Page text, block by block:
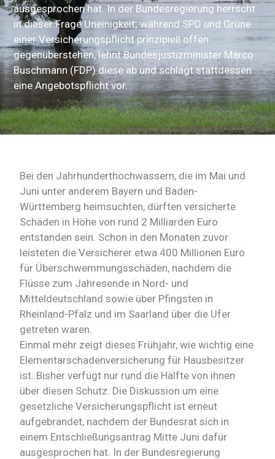
ausgesprochen hat. In der Bundesregierung herrscht
in dieser Frage Uneinigkeit; während SPD und Grüne
einer Versicherungspflicht prinzipiell offen
gegenüberstehen, lehnt Bundesjustizminister Marco
Buschmann (FDP) diese ab und schlägt stattdessen
eine Angebotspflicht vor.
Bei den Jahrhunderthochwassern, die im Mai und
Juni unter anderem Bayern und Baden-
Württemberg heimsuchten, dürften versicherte
Schäden in Höhe von rund 2 Milliarden Euro
entstanden sein. Schon in den Monaten zuvor
leisteten die Versicherer etwa 400 Millionen Euro
für Überschwemmungsschäden, nachdem die
Flüsse zum Jahresende in Nord- und
Mitteldeutschland sowie über Pfingsten in
Rheinland-Pfalz und im Saarland über die Ufer
getreten waren.
Einmal mehr zeigt dieses Frühjahr, wie wichtig eine
Elementarschadenversicherung für Hausbesitzer
ist. Bisher verfügt nur rund die Hälfte von ihnen
über diesen Schutz. Die Diskussion um eine
gesetzliche Versicherungspflicht ist erneut
aufgebrandet, nachdem der Bundesrat sich in
einem Entschließungsantrag Mitte Juni dafür
ausgesprochen hat. In der Bundesregierung